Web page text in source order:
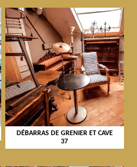
DÉBARRAS DE GRENIER ET CAVE
37